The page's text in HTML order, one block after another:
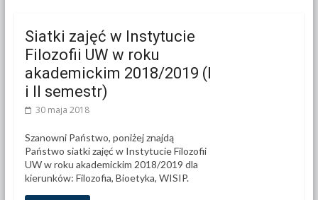
Siatki zajęć w Instytucie
Filozofii UW w roku
akademickim 2018/2019 (I
i II semestr)
30 maja 2018
Szanowni Państwo, poniżej znajdą
Państwo siatki zajęć w Instytucie Filozofii
UW w roku akademickim 2018/2019 dla
kierunków: Filozofia, Bioetyka, WISIP.